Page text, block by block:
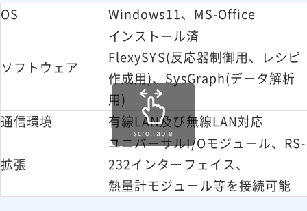
撹拌翼
オプション
ステンレス製、ハステロイ製、ア
ンカー型など
反応器フタ
大きさ
器具接続口x4つ、NSK 19/26
計測値
反応器内温度、ジャケット温度、
撹拌回転数、トルク
オプション
pH、圧力、真空度など
OS Windows11、MS-Office
ソフトウェア
インストール済
FlexySYS(反応器制御用、レシピ
作成用)、SysGraph(データ解析
用)
通信環境
有線LAN及び無線LAN対応
拡張
ユニバーサルI/Oモジュール、RS-
232インターフェイス、
熱量計モジュール等を接続可能
scrollable